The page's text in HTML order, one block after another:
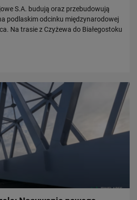
S.A. budują oraz przebudowują
podlaskim odcinku międzynarodowej
Na trasie z Czyżewa do Białegostoku